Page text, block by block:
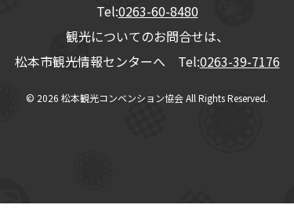
Tel:0263-60-8480
観光についてのお問合せは、
松本市観光情報センターへ Tel:0263-39-7176
© 2026 松本観光コンベンション協会All Rights Reserved.